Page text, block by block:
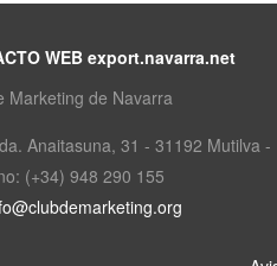
WEB export.navarra.net
Marketing de Navarra
Anaitasuna, 31 - 31192 Mutilva -
(+34) 948 290 155